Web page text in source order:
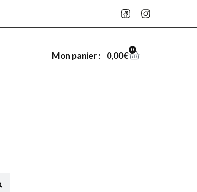
Mon panier : 0,00€
0